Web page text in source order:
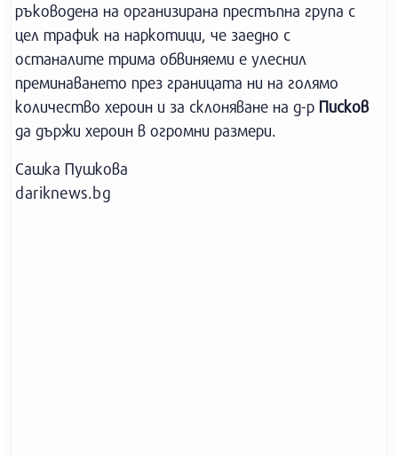
ръководена на организирана престъпна група с
цел трафик на наркотици, че заедно с
останалите трима обвиняеми е улеснил
преминаването през границата ни на голямо
количество хероин и за склоняване на д-р Писков
да държи хероин в огромни размери.
Сашка Пушкова
dariknews.bg